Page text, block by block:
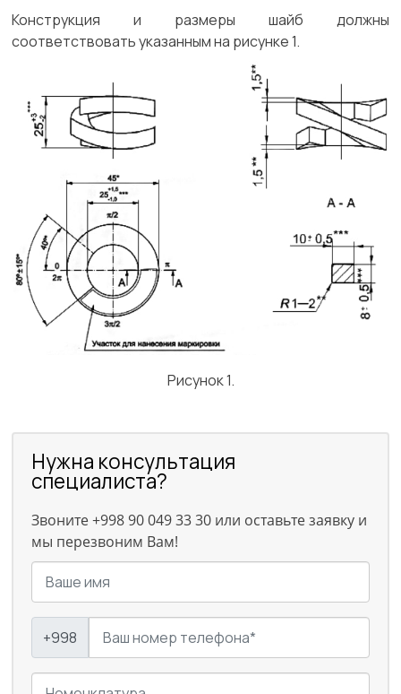
Конструкция и размеры шайб должны
соответствовать указанным на рисунке 1.
Рисунок 1.
Нужна консультация
специалиста?
Звоните +998 90 049 33 30 или оставьте заявку и
мы перезвоним Вам!
+998